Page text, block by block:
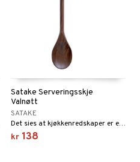
Satake Serveringsskje
Valnøtt
SATAKE
Det sies at kjøkkenredskaper er en forlengelse av kokkens sjel, og aldri har dette vært mer sant enn med Satakes vakre serie av kjøkkenredskaper.
kr 138